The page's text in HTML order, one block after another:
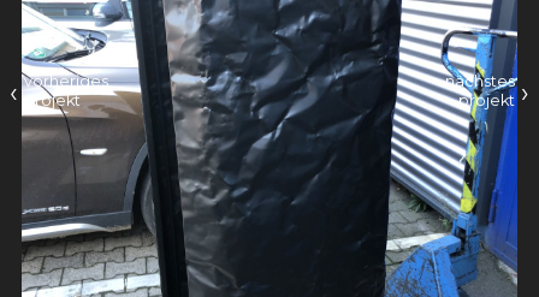
‹ vorheriges
projekt
nächstes
projekt ›